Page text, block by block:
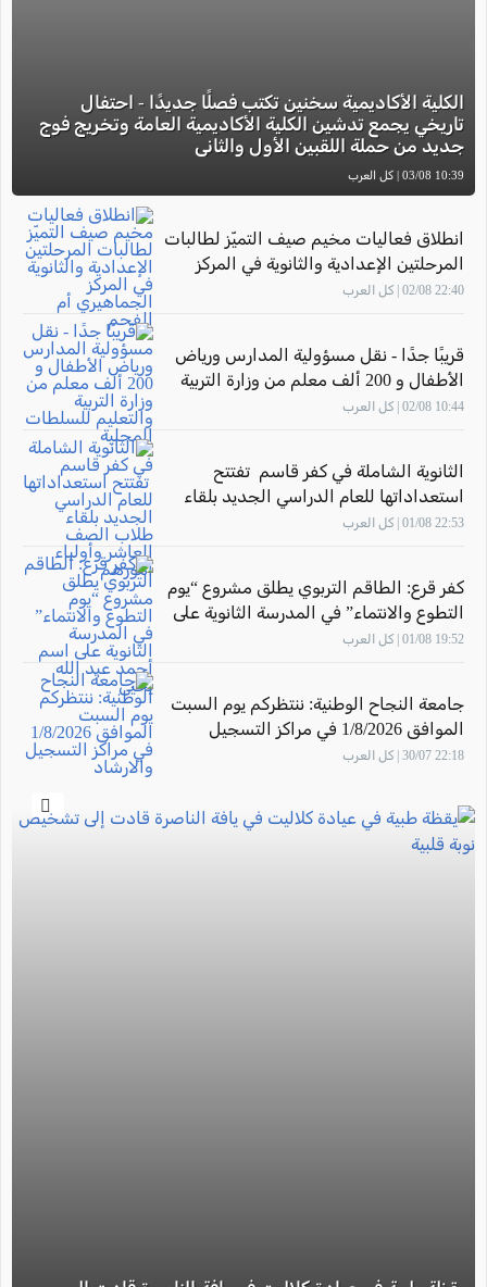
الكلية الأكاديمية سخنين تكتب فصلًا جديدًا - احتفال
تاريخي يجمع تدشين الكلية الأكاديمية العامة وتخريج فوج
جديد من حملة اللقبين الأول والثاني
10:39 03/08 | كل العرب
انطلاق فعاليات مخيم صيف التميّز لطالبات
المرحلتين الإعدادية والثانوية في المركز
الجماهيري أم الفحم
22:40 02/08 | كل العرب
قريبًا جدًا - نقل مسؤولية المدارس ورياض
الأطفال و 200 ألف معلم من وزارة التربية
والتعليم للسلطات المحلية
10:44 02/08 | كل العرب
الثانوية الشاملة في كفر قاسم تفتتح
استعداداتها للعام الدراسي الجديد بلقاء
طلاب الصف العاشر وأولياء أمورهم
22:53 01/08 | كل العرب
كفر قرع: الطاقم التربوي يطلق مشروع “يوم
التطوع والانتماء” في المدرسة الثانوية على
اسم أحمد عبد الله يحيى
19:52 01/08 | كل العرب
جامعة النجاح الوطنية: ننتظركم يوم السبت
الموافق 1/8/2026 في مراكز التسجيل
والارشاد
22:18 30/07 | كل العرب